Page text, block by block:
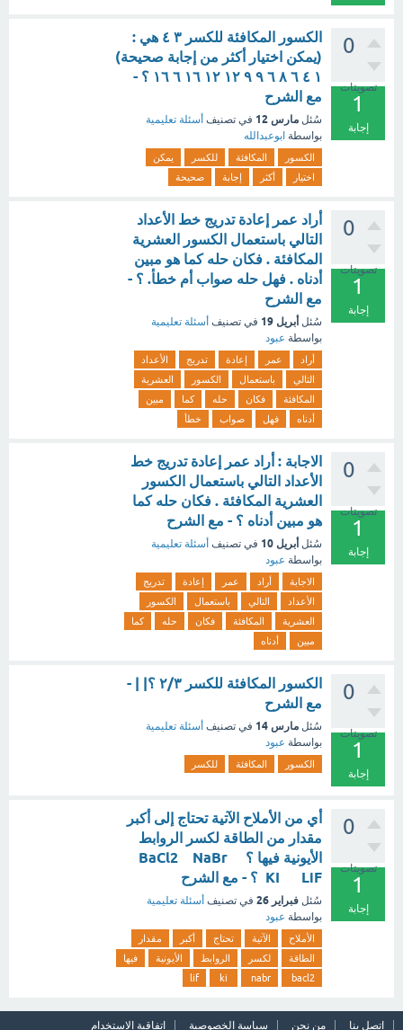
0
تصويتات
1
إجابة
الكسور المكافئة للكسر ٣ ٤ هي :
(يمكن اختيار أكثر من إجابة صحيحة)
١ ٤ ٦ ٨ ٦ ٩ ٩ ١٢ ١٢ ١٦ ٦ ١٦ ؟ -
مع الشرح
سُئل مارس 12 في تصنيف أسئلة تعليمية
بواسطة ابوعبدالله
الكسور المكافئة للكسر
يمكن
اختيار
أكثر إجابة صحيحة
0
تصويتات
1
إجابة
أراد عمر إعادة تدريج خط الأعداد
التالي باستعمال الكسور العشرية
المكافئة . فكان حله كما هو مبين
أدناه . فهل حله صواب أم خطأ. ؟ -
مع الشرح
سُئل أبريل 19 في تصنيف أسئلة تعليمية
بواسطة عبود
أراد عمر إعادة تدريج
الأعداد
التالي
باستعمال الكسور
العشرية
المكافئة
فكان حله كما
مبين
أدناه
فهل صواب خطأ
0
تصويتات
1
إجابة
الاجابة : أراد عمر إعادة تدريج خط
الأعداد التالي باستعمال الكسور
العشرية المكافئة . فكان حله كما
هو مبين أدناه ؟ - مع الشرح
سُئل أبريل 10 في تصنيف أسئلة تعليمية
بواسطة عبود
الاجابة أراد عمر إعادة
تدريج
الأعداد
التالي باستعمال
الكسور
العشرية
المكافئة فكان حله
كما
مبين
أدناه
0
تصويتات
1
إجابة
الكسور المكافئة للكسر ٢/٣ ؟| | -
مع الشرح
سُئل مارس 14 في تصنيف أسئلة تعليمية
بواسطة عبود
الكسور المكافئة للكسر
0
تصويتات
1
إجابة
أي من الأملاح الآتية تحتاج إلى أكبر
مقدار من الطاقة لكسر الروابط
الأيونية فيها ؟ BaCl2 NaBr
KI LiF ؟ - مع الشرح
سُئل فبراير 26 في تصنيف أسئلة تعليمية
بواسطة عبود
الأملاح الآتية تحتاج أكبر
مقدار
الطاقة
لكسر الروابط الأيونية
فيها
bacl2
nabr
lif
اتصل بنا من نحن سياسة الخصوصية اتفاقية الاستخدام